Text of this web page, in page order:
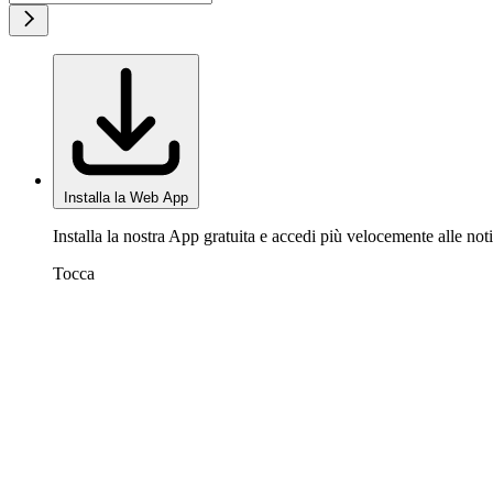
Installa la Web App
Installa la nostra App gratuita e accedi più velocemente alle
Tocca